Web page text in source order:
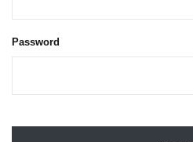
Password